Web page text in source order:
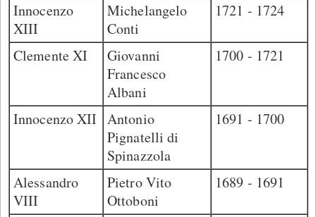
Innocenzo
XIII
Michelangelo
Conti
1721 - 1724
Clemente XI
Giovanni
Francesco
Albani
1700 - 1721
Innocenzo XII Antonio
Pignatelli di
Spinazzola
1691 - 1700
Alessandro
VIII
Pietro Vito
Ottoboni
1689 - 1691